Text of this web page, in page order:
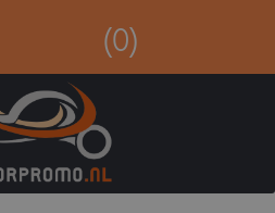
(0)